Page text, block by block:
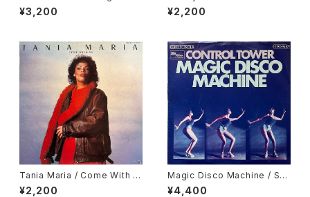
Grahame / Baby I Love You
So
¥3,200 ¥2,200
Tania Maria / Come With M
e
¥2,200
Magic Disco Machine / Scr
atchin'
¥4,400